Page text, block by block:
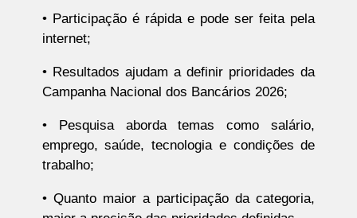
• Participação é rápida e pode ser feita pela
internet;
• Resultados ajudam a definir prioridades da
Campanha Nacional dos Bancários 2026;
• Pesquisa aborda temas como salário,
emprego, saúde, tecnologia e condições de
trabalho;
• Quanto maior a participação da categoria,